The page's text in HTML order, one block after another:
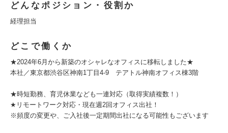
どんなポジション・役割か
経理担当
どこで働くか
★2024年6月から新築のオシャレなオフィスに移転しました★
本社／東京都渋谷区神南1丁目4-9 テアトル神南オフィス棟3階
★時短勤務、育児休業なども一連対応（取得実績複数！）
★リモートワーク対応・現在週2回オフィス出社！
※頻度の変更や、ご入社後一定期間出社になる可能性もございます